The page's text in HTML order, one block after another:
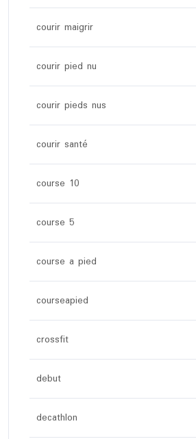
courir maigrir
courir pied nu
courir pieds nus
courir santé
course 10
course 5
course a pied
courseapied
crossfit
debut
decathlon